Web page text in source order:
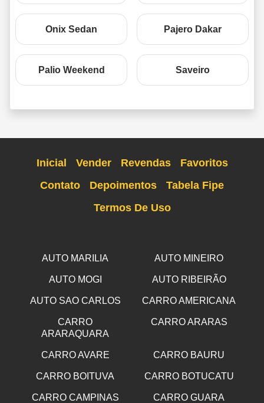
Onix Sedan Pajero Dakar
Palio Weekend Saveiro
Inicial Vender Revendas
Favoritos
Contato
Depoimentos
Tabela Fipe
Termos De Uso
AUTO MARILIA AUTO MINEIRO
AUTO MOGI AUTO RIBEIRÃO
AUTO SAO CARLOS CARRO AMERICANA
CARRO
ARARAQUARA
CARRO ARARAS
CARRO AVARE CARRO BAURU
CARRO BOITUVA CARRO BOTUCATU
CARRO CAMPINAS CARRO GUARA